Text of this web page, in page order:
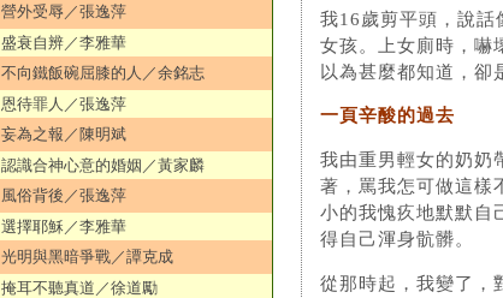
營外受辱／張逸萍
盛衰自辨／李雅華
不向鐵飯碗屈膝的人／余銘志
恩待罪人／張逸萍
妄為之報／陳明斌
認識合神心意的婚姻／黃家麟
風俗背後／張逸萍
選擇耶穌／李雅華
光明與黑暗爭戰／譚克成
掩耳不聽真道／徐道勵
我16歲剪平頭，說話
女孩。上女廁時，嚇
以為甚麼都知道，卻
一頁辛酸的過去
我由重男輕女的奶奶
著，罵我怎可做這樣
小的我愧疚地默默自
得自己渾身骯髒。
從那時起，我變了，